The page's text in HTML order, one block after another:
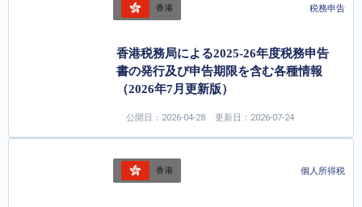
香港 税務申告
香港税務局による2025-26年度税務申告
書の発行及び申告期限を含む各種情報
（2026年7月更新版）
公開日：2026-04-28 更新日：2026-07-24
香港 個人所得税